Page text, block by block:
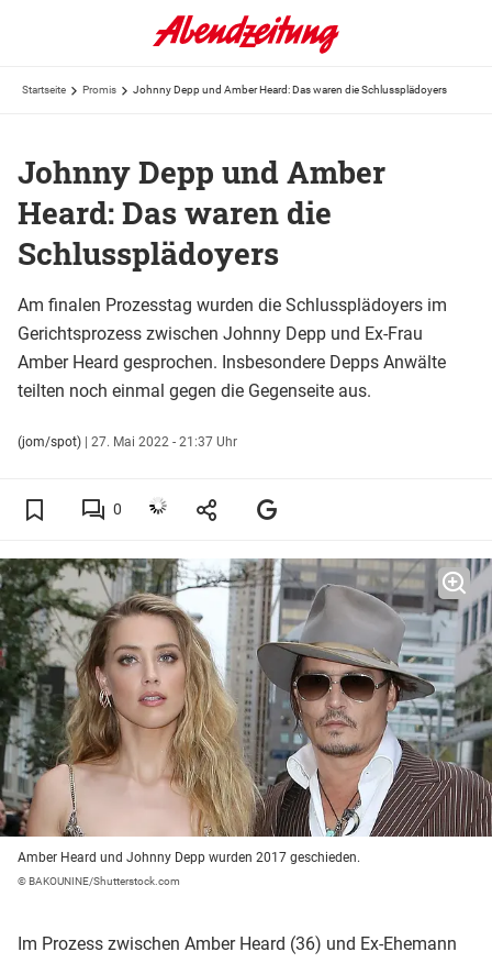
Startseite Promis Johnny Depp und Amber Heard: Das waren die Schlussplädoyers
Johnny Depp und Amber
Heard: Das waren die
Schlussplädoyers
Am finalen Prozesstag wurden die Schlussplädoyers im
Gerichtsprozess zwischen Johnny Depp und Ex-Frau
Amber Heard gesprochen. Insbesondere Depps Anwälte
teilten noch einmal gegen die Gegenseite aus.
(jom/spot) | 27. Mai 2022 - 21:37 Uhr
0
Amber Heard und Johnny Depp wurden 2017 geschieden.
© BAKOUNINE/Shutterstock.com
Im Prozess zwischen Amber Heard (36) und Ex-Ehemann